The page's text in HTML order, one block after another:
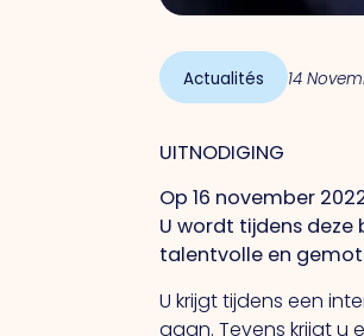
Actualités 14
UITNODIGING
Op 16 november
U wordt tijdens
talentvolle en
U krijgt tijdens een
gaan. Tevens krijgt